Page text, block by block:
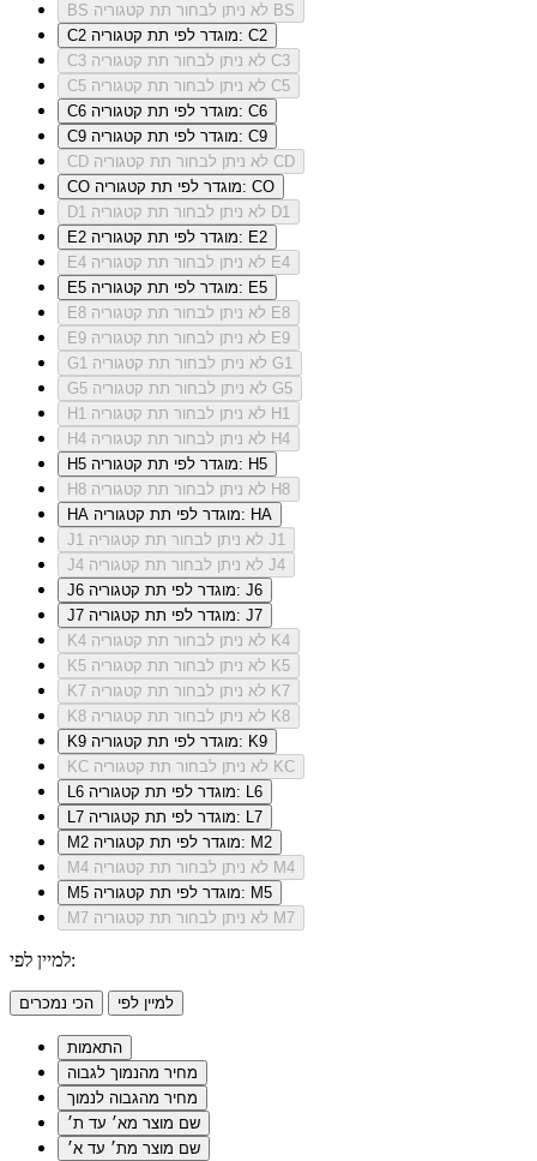
BS
לא ניתן לבחור תת קטגוריה BS
C2
מוגדר לפי תת קטגוריה: C2
C3
לא ניתן לבחור תת קטגוריה C3
C5
לא ניתן לבחור תת קטגוריה C5
C6
מוגדר לפי תת קטגוריה: C6
C9
מוגדר לפי תת קטגוריה: C9
CD
לא ניתן לבחור תת קטגוריה CD
CO
מוגדר לפי תת קטגוריה: CO
D1
לא ניתן לבחור תת קטגוריה D1
E2
מוגדר לפי תת קטגוריה: E2
E4
לא ניתן לבחור תת קטגוריה E4
E5
מוגדר לפי תת קטגוריה: E5
E8
לא ניתן לבחור תת קטגוריה E8
E9
לא ניתן לבחור תת קטגוריה E9
G1
לא ניתן לבחור תת קטגוריה G1
G5
לא ניתן לבחור תת קטגוריה G5
H1
לא ניתן לבחור תת קטגוריה H1
H4
לא ניתן לבחור תת קטגוריה H4
H5
מוגדר לפי תת קטגוריה: H5
H8
לא ניתן לבחור תת קטגוריה H8
HA
מוגדר לפי תת קטגוריה: HA
J1
לא ניתן לבחור תת קטגוריה J1
J4
לא ניתן לבחור תת קטגוריה J4
J6
מוגדר לפי תת קטגוריה: J6
J7
מוגדר לפי תת קטגוריה: J7
K4
לא ניתן לבחור תת קטגוריה K4
K5
לא ניתן לבחור תת קטגוריה K5
K7
לא ניתן לבחור תת קטגוריה K7
K8
לא ניתן לבחור תת קטגוריה K8
K9
מוגדר לפי תת קטגוריה: K9
KC
לא ניתן לבחור תת קטגוריה KC
L6
מוגדר לפי תת קטגוריה: L6
L7
מוגדר לפי תת קטגוריה: L7
M2
מוגדר לפי תת קטגוריה: M2
M4
לא ניתן לבחור תת קטגוריה M4
M5
מוגדר לפי תת קטגוריה: M5
M7
לא ניתן לבחור תת קטגוריה M7
למיין לפי:
הכי נמכרים למיין לפי
התאמות
מחיר מהנמוך לגבוה
מחיר מהגבוה לנמוך
שם מוצר מא׳ עד ת׳
שם מוצר מת׳ עד א׳